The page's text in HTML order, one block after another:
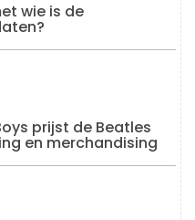
wie is de
prijst de Beatles
en merchandising